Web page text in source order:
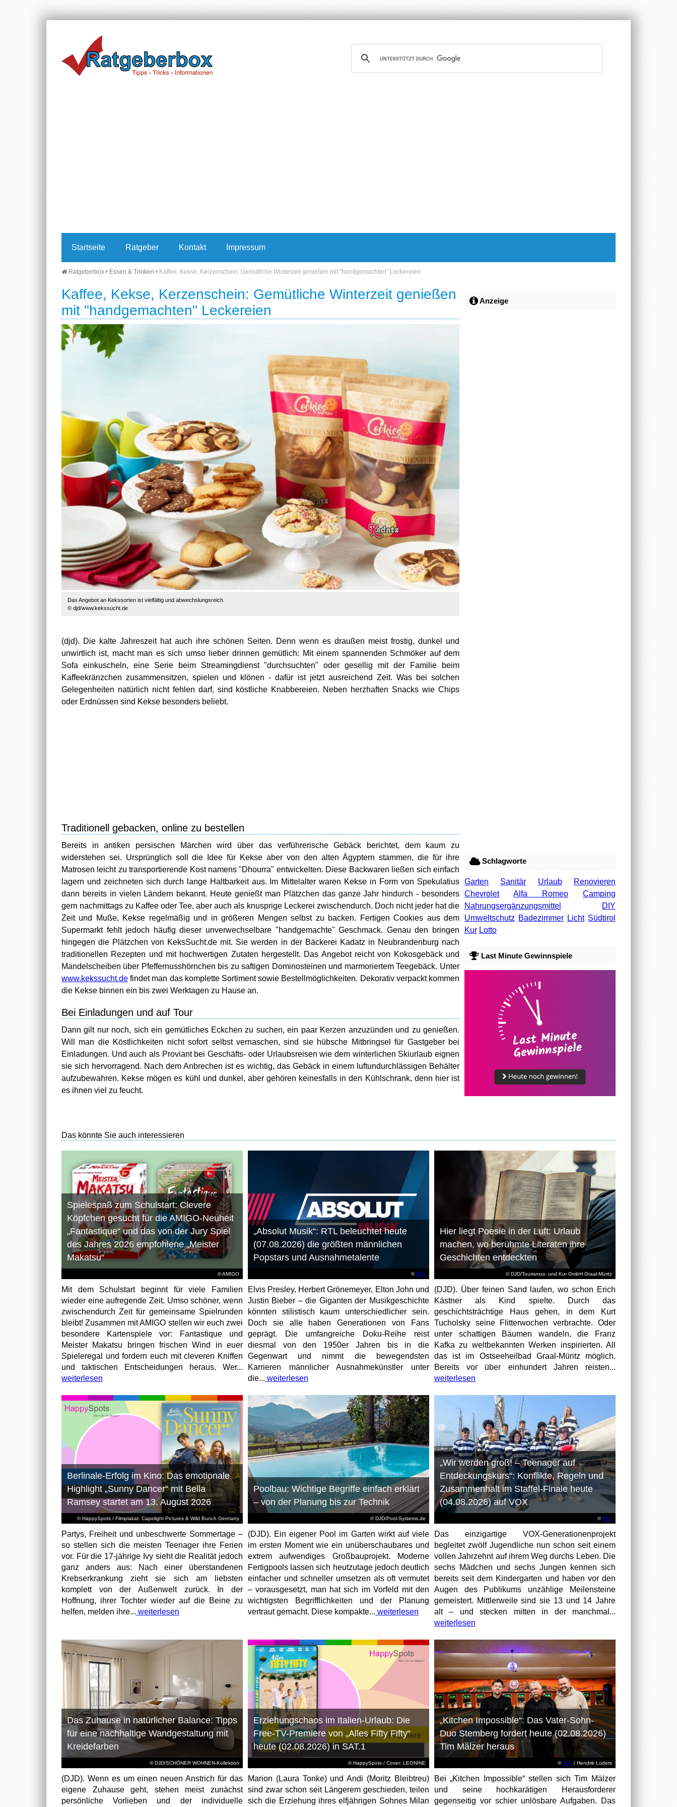
Startseite Ratgeber Kontakt Impressum
Ratgeberbox Essen & Trinken Kaffee, Kekse, Kerzenschein: Gemütliche Winterzeit genießen mit "handgemachten" Leckereien
Kaffee, Kekse, Kerzenschein: Gemütliche Winterzeit genießen
mit "handgemachten" Leckereien
Das Angebot an Kekssorten ist vielfältig und abwechslungsreich.
© djd/www.kekssucht.de
(djd). Die kalte Jahreszeit hat auch ihre schönen Seiten. Denn wenn es draußen meist frostig, dunkel und
unwirtlich ist, macht man es sich umso lieber drinnen gemütlich: Mit einem spannenden Schmöker auf dem
Sofa einkuscheln, eine Serie beim Streamingdienst "durchsuchten" oder gesellig mit der Familie beim
Kaffeekränzchen zusammensitzen, spielen und klönen - dafür ist jetzt ausreichend Zeit. Was bei solchen
Gelegenheiten natürlich nicht fehlen darf, sind köstliche Knabbereien. Neben herzhaften Snacks wie Chips
oder Erdnüssen sind Kekse besonders beliebt.
Traditionell gebacken, online zu bestellen
Bereits in antiken persischen Märchen wird über das verführerische Gebäck berichtet, dem kaum zu
widerstehen sei. Ursprünglich soll die Idee für Kekse aber von den alten Ägyptern stammen, die für ihre
Matrosen leicht zu transportierende Kost namens "Dhourra" entwickelten. Diese Backwaren ließen sich einfach
lagern und zeichneten sich durch lange Haltbarkeit aus. Im Mittelalter waren Kekse in Form von Spekulatius
dann bereits in vielen Ländern bekannt. Heute genießt man Plätzchen das ganze Jahr hindurch - besonders
gern nachmittags zu Kaffee oder Tee, aber auch als knusprige Leckerei zwischendurch. Doch nicht jeder hat die
Zeit und Muße, Kekse regelmäßig und in größeren Mengen selbst zu backen. Fertigen Cookies aus dem
Supermarkt fehlt jedoch häufig dieser unverwechselbare "handgemachte" Geschmack. Genau den bringen
hingegen die Plätzchen von KeksSucht.de mit. Sie werden in der Bäckerei Kadatz in Neubrandenburg nach
traditionellen Rezepten und mit hochwertigen Zutaten hergestellt. Das Angebot reicht von Kokosgebäck und
Mandelscheiben über Pfeffernusshörnchen bis zu saftigen Dominosteinen und marmoriertem Teegebäck. Unter
www.kekssucht.de findet man das komplette Sortiment sowie Bestellmöglichkeiten. Dekorativ verpackt kommen
die Kekse binnen ein bis zwei Werktagen zu Hause an.
Bei Einladungen und auf Tour
Dann gilt nur noch, sich ein gemütliches Eckchen zu suchen, ein paar Kerzen anzuzünden und zu genießen.
Will man die Köstlichkeiten nicht sofort selbst vernaschen, sind sie hübsche Mitbringsel für Gastgeber bei
Einladungen. Und auch als Proviant bei Geschäfts- oder Urlaubsreisen wie dem winterlichen Skiurlaub eignen
sie sich hervorragend. Nach dem Anbrechen ist es wichtig, das Gebäck in einem luftundurchlässigen Behälter
aufzubewahren. Kekse mögen es kühl und dunkel, aber gehören keinesfalls in den Kühlschrank, denn hier ist
es ihnen viel zu feucht.
Anzeige
Schlagworte
Garten Sanitär Urlaub
Renovieren
Chevrolet
Alfa Romeo
Camping
Nahrungsergänzungsmittel
DIY
Umweltschutz Badezimmer Licht Südtirol
Kur Lotto
Last Minute Gewinnspiele
Das könnte Sie auch interessieren
© AMIGO
Spielespaß zum Schulstart: Clevere
Köpfchen gesucht für die AMIGO-Neuheit
„Fantastique“ und das von der Jury Spiel
des Jahres 2026 empfohlene „Meister
Makatsu“
Mit dem Schulstart beginnt für viele Familien
wieder eine aufregende Zeit. Umso schöner, wenn
zwischendurch Zeit für gemeinsame Spielrunden
bleibt! Zusammen mit AMIGO stellen wir euch zwei
besondere Kartenspiele vor: Fantastique und
Meister Makatsu bringen frischen Wind in euer
Spieleregal und fordern euch mit cleveren Kniffen
und taktischen Entscheidungen heraus. Wer...
weiterlesen
©RTL
„Absolut Musik“: RTL beleuchtet heute
(07.08.2026) die größten männlichen
Popstars und Ausnahmetalente
Elvis Presley, Herbert Grönemeyer, Elton John und
Justin Bieber – die Giganten der Musikgeschichte
könnten stilistisch kaum unterschiedlicher sein.
Doch sie alle haben Generationen von Fans
geprägt. Die umfangreiche Doku-Reihe reist
diesmal von den 1950er Jahren bis in die
Gegenwart und nimmt die bewegendsten
Karrieren männlicher Ausnahmekünstler unter
die... weiterlesen
© DJD/Tourismus- und Kur GmbH Graal-Müritz
Hier liegt Poesie in der Luft: Urlaub
machen, wo berühmte Literaten ihre
Geschichten entdeckten
(DJD). Über feinen Sand laufen, wo schon Erich
Kästner als Kind spielte. Durch das
geschichtsträchtige Haus gehen, in dem Kurt
Tucholsky seine Flitterwochen verbrachte. Oder
unter schattigen Bäumen wandeln, die Franz
Kafka zu weltbekannten Werken inspirierten. All
das ist im Ostseeheilbad Graal-Müritz möglich.
Bereits vor über einhundert Jahren reisten...
weiterlesen
© HappySpots / Filmplakat: Capelight Pictures & Wild Bunch Germany
Berlinale-Erfolg im Kino: Das emotionale
Highlight „Sunny Dancer“ mit Bella
Ramsey startet am 13. August 2026
Partys, Freiheit und unbeschwerte Sommertage –
so stellen sich die meisten Teenager ihre Ferien
vor. Für die 17-jährige Ivy sieht die Realität jedoch
ganz anders aus: Nach einer überstandenen
Krebserkrankung zieht sie sich am liebsten
komplett von der Außenwelt zurück. In der
Hoffnung, ihrer Tochter wieder auf die Beine zu
helfen, melden ihre... weiterlesen
© DJD/Pool-Systems.de
Poolbau: Wichtige Begriffe einfach erklärt
– von der Planung bis zur Technik
(DJD). Ein eigener Pool im Garten wirkt auf viele
im ersten Moment wie ein unüberschaubares und
extrem aufwendiges Großbauprojekt. Moderne
Fertigpools lassen sich heutzutage jedoch deutlich
einfacher und schneller umsetzen als oft vermutet
– vorausgesetzt, man hat sich im Vorfeld mit den
wichtigsten Begrifflichkeiten und der Planung
vertraut gemacht. Diese kompakte... weiterlesen
©RTL
„Wir werden groß! – Teenager auf
Entdeckungskurs“: Konflikte, Regeln und
Zusammenhalt im Staffel-Finale heute
(04.08.2026) auf VOX
Das einzigartige VOX-Generationenprojekt
begleitet zwölf Jugendliche nun schon seit einem
vollen Jahrzehnt auf ihrem Weg durchs Leben. Die
sechs Mädchen und sechs Jungen kennen sich
bereits seit dem Kindergarten und haben vor den
Augen des Publikums unzählige Meilensteine
gemeistert. Mittlerweile sind sie 13 und 14 Jahre
alt – und stecken mitten in der manchmal...
weiterlesen
© DJD/SCHÖNER WOHNEN-Kollektion
Das Zuhause in natürlicher Balance: Tipps
für eine nachhaltige Wandgestaltung mit
Kreidefarben
(DJD). Wenn es um einen neuen Anstrich für das
eigene Zuhause geht, stehen meist zunächst
persönliche Vorlieben und der individuelle
© HappySpots / Cover: LEONINE
Erziehungschaos im Italien-Urlaub: Die
Free-TV-Premiere von „Alles Fifty Fifty“
heute (02.08.2026) in SAT.1
Marion (Laura Tonke) und Andi (Moritz Bleibtreu)
sind zwar schon seit Längerem geschieden, teilen
sich die Erziehung ihres elfjährigen Sohnes Milan
©RTL / Hendrik Lüders
„Kitchen Impossible“: Das Vater-Sohn-
Duo Stemberg fordert heute (02.08.2026)
Tim Mälzer heraus
Bei „Kitchen Impossible“ stellen sich Tim Mälzer
und seine hochkarätigen Herausforderer
gegenseitig vor schier unlösbare Aufgaben. Das